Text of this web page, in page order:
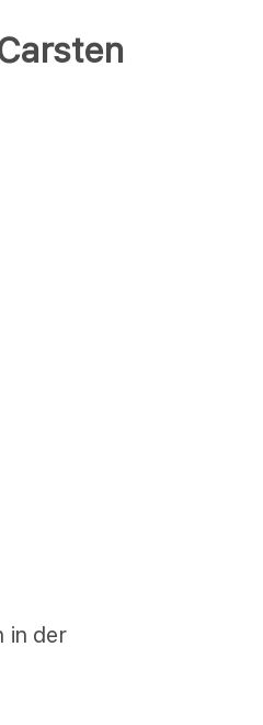
in der